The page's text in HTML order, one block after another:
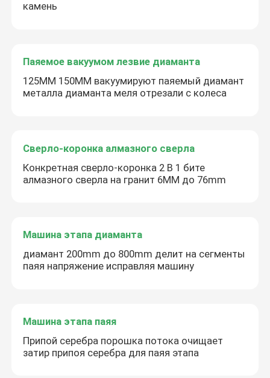
камень
Паяемое вакуумом лезвие диаманта
125MM 150MM вакуумируют паяемый диамант
металла диаманта меля отрезали с колеса
Сверло-коронка алмазного сверла
Конкретная сверло-коронка 2 В 1 бите
алмазного сверла на гранит 6MM до 76mm
Машина этапа диаманта
диамант 200mm до 800mm делит на сегменты
паяя напряжение исправляя машину
Машина этапа паяя
Припой серебра порошка потока очищает
затир припоя серебра для паяя этапа